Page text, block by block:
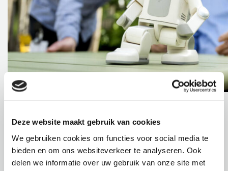
Deze website maakt gebruik van cookies
We gebruiken cookies om functies voor social media te
bieden en om ons websiteverkeer te analyseren. Ook
delen we informatie over uw gebruik van onze site met